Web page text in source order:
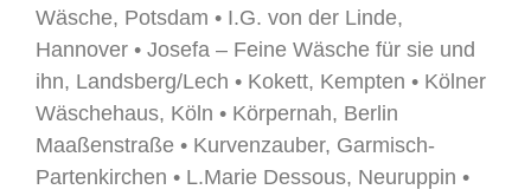
Wäsche, Potsdam • I.G. von der Linde,
Hannover • Josefa – Feine Wäsche für sie und
ihn, Landsberg/Lech • Kokett, Kempten • Kölner
Wäschehaus, Köln • Körpernah, Berlin
Maaßenstraße • Kurvenzauber, Garmisch-
Partenkirchen • L.Marie Dessous, Neuruppin •